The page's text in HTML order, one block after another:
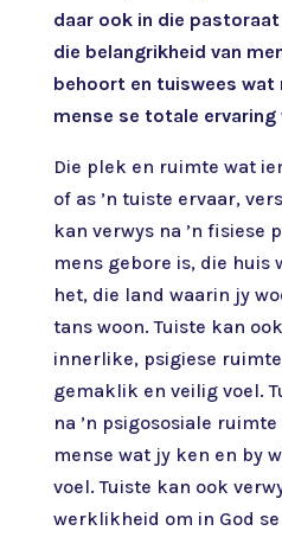
daar ook in die
die belangrikheid van
behoort en tuiswees wat
mense se totale ervaring
Die plek en ruimte wat
of as ’n tuiste ervaar,
kan verwys na ’n fisiese
mens gebore is, die huis
het, die land waarin jy
tans woon. Tuiste kan
innerlike, psigiese ruimte
gemaklik en veilig voel.
na ’n psigososiale
mense wat jy ken en by
voel. Tuiste kan ook
werklikheid om in God